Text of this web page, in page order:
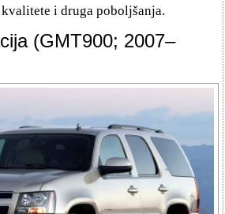
i druga poboljšanja.
(GMT900; 2007–